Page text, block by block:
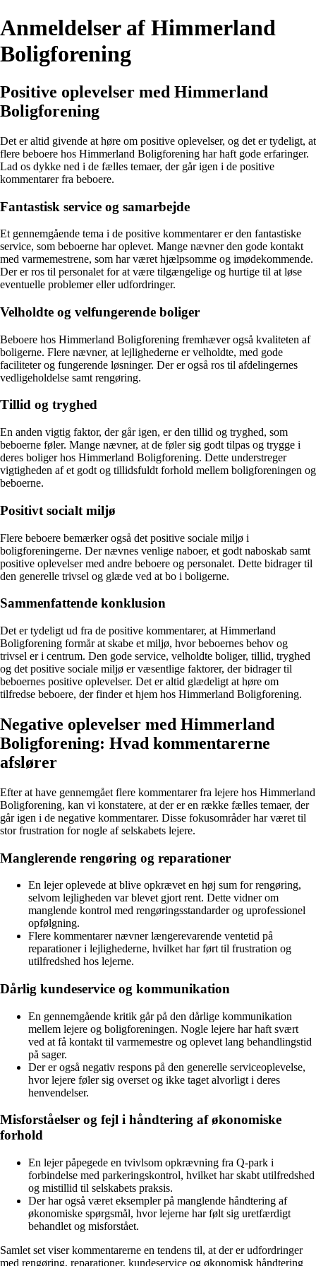
Anmeldelser af Himmerland
Boligforening
Positive oplevelser med Himmerland
Boligforening
Det er altid givende at høre om positive oplevelser, og det er tydeligt, at
flere beboere hos Himmerland Boligforening har haft gode erfaringer.
Lad os dykke ned i de fælles temaer, der går igen i de positive
kommentarer fra beboere.
Fantastisk service og samarbejde
Et gennemgående tema i de positive kommentarer er den fantastiske
service, som beboerne har oplevet. Mange nævner den gode kontakt
med varmemestrene, som har været hjælpsomme og imødekommende.
Der er ros til personalet for at være tilgængelige og hurtige til at løse
eventuelle problemer eller udfordringer.
Velholdte og velfungerende boliger
Beboere hos Himmerland Boligforening fremhæver også kvaliteten af
boligerne. Flere nævner, at lejlighederne er velholdte, med gode
faciliteter og fungerende løsninger. Der er også ros til afdelingernes
vedligeholdelse samt rengøring.
Tillid og tryghed
En anden vigtig faktor, der går igen, er den tillid og tryghed, som
beboerne føler. Mange nævner, at de føler sig godt tilpas og trygge i
deres boliger hos Himmerland Boligforening. Dette understreger
vigtigheden af et godt og tillidsfuldt forhold mellem boligforeningen og
beboerne.
Positivt socialt miljø
Flere beboere bemærker også det positive sociale miljø i
boligforeningerne. Der nævnes venlige naboer, et godt naboskab samt
positive oplevelser med andre beboere og personalet. Dette bidrager til
den generelle trivsel og glæde ved at bo i boligerne.
Sammenfattende konklusion
Det er tydeligt ud fra de positive kommentarer, at Himmerland
Boligforening formår at skabe et miljø, hvor beboernes behov og
trivsel er i centrum. Den gode service, velholdte boliger, tillid, tryghed
og det positive sociale miljø er væsentlige faktorer, der bidrager til
beboernes positive oplevelser. Det er altid glædeligt at høre om
tilfredse beboere, der finder et hjem hos Himmerland Boligforening.
Negative oplevelser med Himmerland
Boligforening: Hvad kommentarerne
afslører
Efter at have gennemgået flere kommentarer fra lejere hos Himmerland
Boligforening, kan vi konstatere, at der er en række fælles temaer, der
går igen i de negative kommentarer. Disse fokusområder har været til
stor frustration for nogle af selskabets lejere.
Manglerende rengøring og reparationer
En lejer oplevede at blive opkrævet en høj sum for rengøring,
selvom lejligheden var blevet gjort rent. Dette vidner om
manglende kontrol med rengøringsstandarder og uprofessionel
opfølgning.
Flere kommentarer nævner længerevarende ventetid på
reparationer i lejlighederne, hvilket har ført til frustration og
utilfredshed hos lejerne.
Dårlig kundeservice og kommunikation
En gennemgående kritik går på den dårlige kommunikation
mellem lejere og boligforeningen. Nogle lejere har haft svært
ved at få kontakt til varmemestre og oplevet lang behandlingstid
på sager.
Der er også negativ respons på den generelle serviceoplevelse,
hvor lejere føler sig overset og ikke taget alvorligt i deres
henvendelser.
Misforståelser og fejl i håndtering af økonomiske
forhold
En lejer påpegede en tvivlsom opkrævning fra Q-park i
forbindelse med parkeringskontrol, hvilket har skabt utilfredshed
og mistillid til selskabets praksis.
Der har også været eksempler på manglende håndtering af
økonomiske spørgsmål, hvor lejerne har følt sig uretfærdigt
behandlet og misforstået.
Samlet set viser kommentarerne en tendens til, at der er udfordringer
med rengøring, reparationer, kundeservice og økonomisk håndtering